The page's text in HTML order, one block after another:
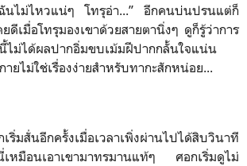
ไม่ไหวแน่ๆ โทรุอ่า...” อีกคนบ่นปรนแต่ก็
ดีเมื่อโทรุมองเขาด้วยสายตานิ่งๆ ดูก็รู้ว่าการ
ไม่ได้ผลปากอิ่มขบเม้มฝีปากกลั้นใจแน่น
ายไม่ใช่เรื่องง่ายสำหรับทากะสักหน่อย...
เริ่มสั่นอีกครั้งเมื่อเวลาเพิ่งผ่านไปได้สิบวินาที
เหมือนเอาเขามาทรมานแท้ๆ ศอกเริ่มดูไม่